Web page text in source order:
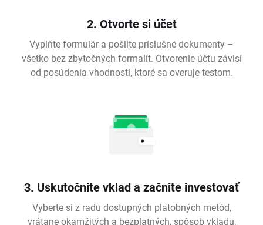
2. Otvorte si účet
Vyplňte formulár a pošlite príslušné dokumenty –
všetko bez zbytočných formalít. Otvorenie účtu závisí
od posúdenia vhodnosti, ktoré sa overuje testom.
3. Uskutočnite vklad a začnite investovať
Vyberte si z radu dostupných platobných metód,
vrátane okamžitých a bezplatných, spôsob vkladu,